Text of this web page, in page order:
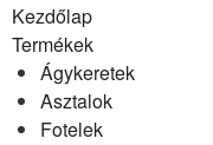
Kezdőlap
Termékek
Ágykeretek
Asztalok
Fotelek